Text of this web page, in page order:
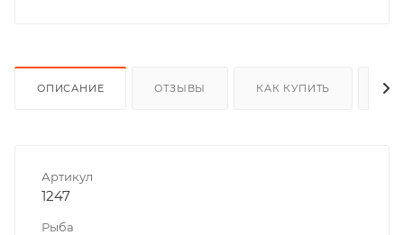
ОПИСАНИЕ ОТЗЫВЫ КАК КУПИТЬ
Артикул
1247
Рыба